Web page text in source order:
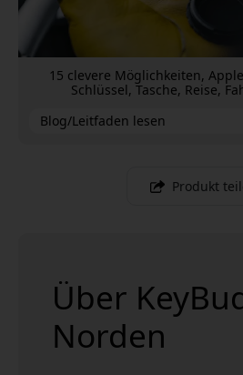
15 clevere Möglichkeiten,
Schlüssel, Tasche, Reise,
Blog/Leitfaden lesen
Produkt
Über
Norden